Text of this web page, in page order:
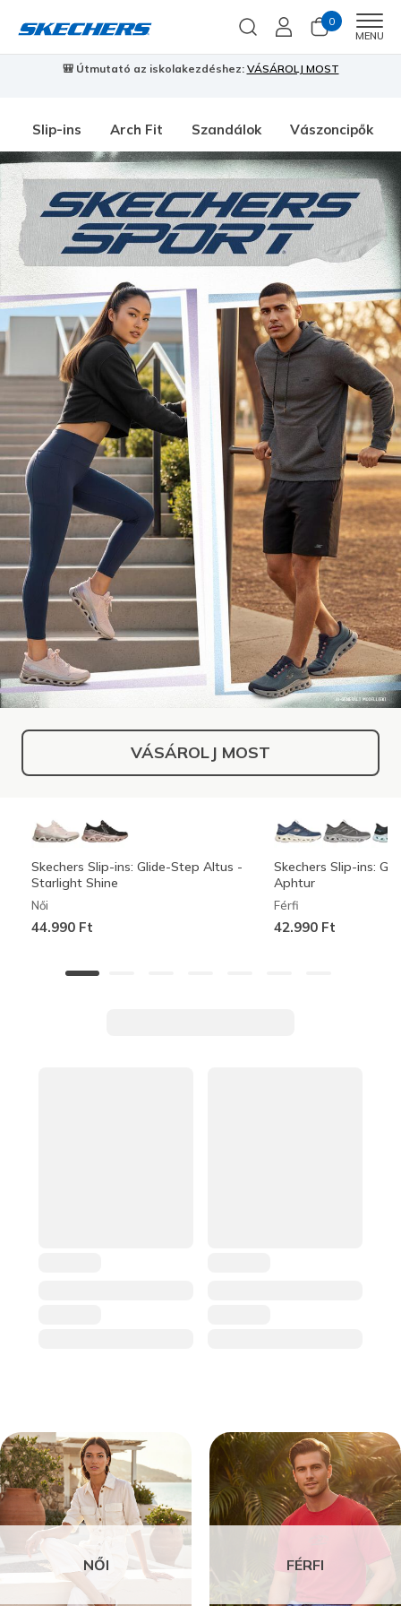
0
MENU
🎒 Útmutató az iskolakezdéshez: VÁSÁROLJ MOST
Slip-ins Arch Fit Szandálok Vászoncipők
VÁSÁROLJ MOST
Skechers Slip-ins: Glide-Step Altus -
Starlight Shine
Női
44.990 Ft
Skechers Slip-ins:
Aphtur
Férfi
42.990 Ft
NŐI FÉRFI